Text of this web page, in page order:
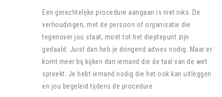
Een gerechtelijke procedure aangaan is niet niks. De
verhoudingen, met de persoon of organisatie die
tegenover jou staat, moet tot het dieptepunt zijn
gedaald. Juist dan heb je dringend advies nodig. Maar er
komt meer bij kijken dan iemand die de taal van de wet
spreekt. Je hebt iemand nodig die het ook kan uitleggen
en jou begeleid tijdens de procedure.